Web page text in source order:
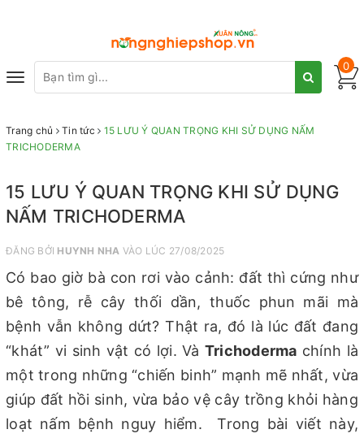
Toggle
0
Trang chủ Tin tức
15 LƯU Ý QUAN TRỌNG KHI SỬ DỤNG NẤM
TRICHODERMA
15 LƯU Ý QUAN TRỌNG KHI SỬ DỤNG
NẤM TRICHODERMA
ĐĂNG BỞI HUYNH NHA VÀO LÚC 27/08/2025
Có bao giờ bà con rơi vào cảnh: đất thì cứng như
bê tông, rễ cây thối dần, thuốc phun mãi mà
bệnh vẫn không dứt? Thật ra, đó là lúc đất đang
“khát” vi sinh vật có lợi. Và Trichoderma chính là
một trong những “chiến binh” mạnh mẽ nhất, vừa
giúp đất hồi sinh, vừa bảo vệ cây trồng khỏi hàng
loạt nấm bệnh nguy hiểm. Trong bài viết này,